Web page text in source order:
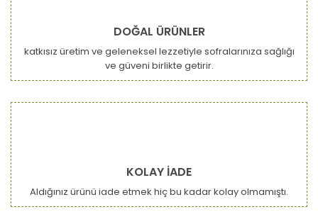
DOĞAL ÜRÜNLER
katkısız üretim ve geleneksel lezzetiyle sofralarınıza sağlığı
ve güveni birlikte getirir.
KOLAY İADE
Aldığınız ürünü iade etmek hiç bu kadar kolay olmamıştı.